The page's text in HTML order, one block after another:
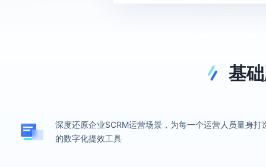
基
深度还原企业SCRM运营场景，为每一个运营人员量身打
的数字化提效工具